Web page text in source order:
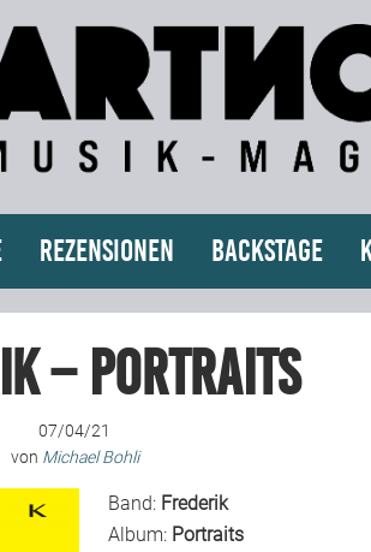
Rezensionen Backstage
– Portraits
07/04/21
von Michael Bohli
Band: Frederik
Album: Portraits